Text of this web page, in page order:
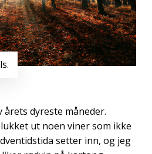
årets dyreste måneder.
ut noen viner som ikke
setter inn, og jeg